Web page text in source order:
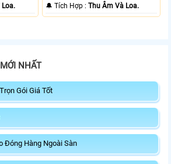
Loa.
️🔔 Tích Hợp :Thu Âm Và Loa.
NHẤT
Gói Giá Tốt
Đóng Hàng Ngoài Sàn